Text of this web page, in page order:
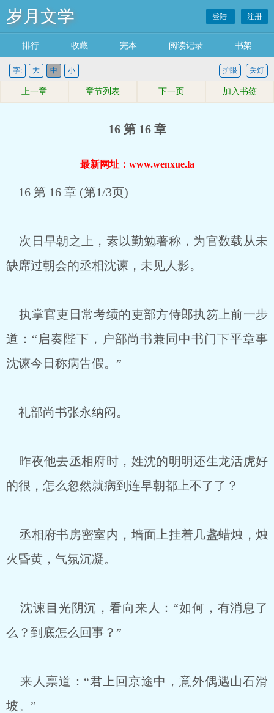
岁月文学 登陆 注册
排行 收藏 完本 阅读记录 书架
字: 大 中 小 关灯
护眼
上一章 章节列表 下一页 加入书签
16 第 16 章
最新网址：www.wenxue.la
16 第 16 章 (第1/3页)
次日早朝之上，素以勤勉著称，为官数载从未
缺席过朝会的丞相沈谏，未见人影。
执掌官吏日常考绩的吏部方侍郎执笏上前一步
道：“启奏陛下，户部尚书兼同中书门下平章事
沈谏今日称病告假。”
礼部尚书张永纳闷。
昨夜他去丞相府时，姓沈的明明还生龙活虎好
的很，怎么忽然就病到连早朝都上不了了？
丞相府书房密室内，墙面上挂着几盏蜡烛，烛
火昏黄，气氛沉凝。
沈谏目光阴沉，看向来人：“如何，有消息了
么？到底怎么回事？”
来人禀道：“君上回京途中，意外偶遇山石滑
坡。”